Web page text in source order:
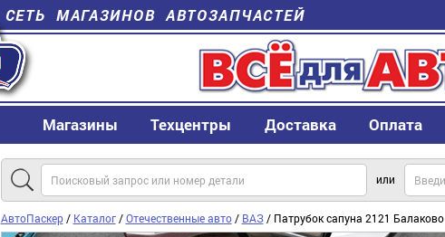
СЕТЬ МАГАЗИНОВ АВТОЗАПЧАСТЕЙ
Магазины Техцентры Доставка Оплата
или
АвтоПаскер/ Каталог/Отечественные авто/ ВАЗ/ Патрубок сапуна 2121 Балаково